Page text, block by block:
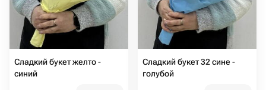
Сладкий букет желто -
синий
Сладкий букет 32 сине -
голубой